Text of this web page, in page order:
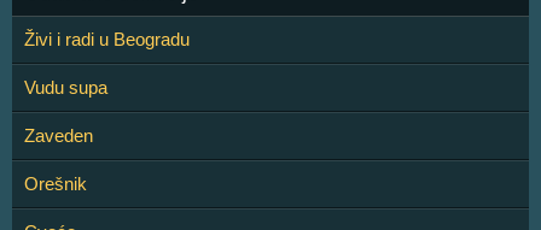
Živi i radi u Beogradu
Vudu supa
Zaveden
Orešnik